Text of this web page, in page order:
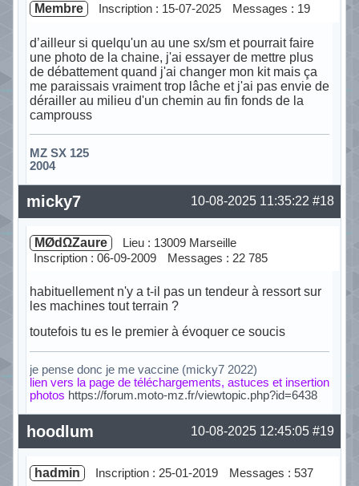
Membre Inscription : 15-07-2025 Messages : 19
d’ailleur si quelqu'un au une sx/sm et pourrait faire
une photo de la chaine, j'ai essayer de mettre plus
de débattement quand j'ai changer mon kit mais ça
me paraissais vraiment trop lâche et j'ai pas envie de
dérailler au milieu d'un chemin au fin fonds de la
camprouss
MZ SX 125
2004
Hors ligne #18
10-08-2025 11:35:22
micky7
MØdΩZaure
Lieu : 13009 Marseille
Inscription : 06-09-2009
Messages : 22 785
habituellement n'y a t-il pas un tendeur à ressort sur
les machines tout terrain ?
toutefois tu es le premier à évoquer ce soucis
je pense donc je me vaccine (micky7 2022)
lien vers la page de téléchargements, astuces et insertion
photos https://forum.moto-mz.fr/viewtopic.php?id=6438
Hors ligne #19
10-08-2025 12:45:05
hoodlum
hadmin Inscription : 25-01-2019 Messages : 537